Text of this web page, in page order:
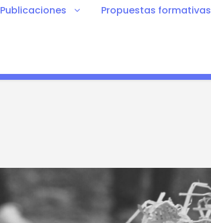
Publicaciones Propuestas formativas